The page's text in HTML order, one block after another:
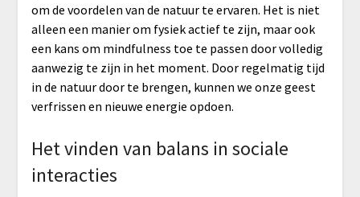
om de voordelen van de natuur te ervaren. Het is niet
alleen een manier om fysiek actief te zijn, maar ook
een kans om mindfulness toe te passen door volledig
aanwezig te zijn in het moment. Door regelmatig tijd
in de natuur door te brengen, kunnen we onze geest
verfrissen en nieuwe energie opdoen.
Het vinden van balans in sociale
interacties